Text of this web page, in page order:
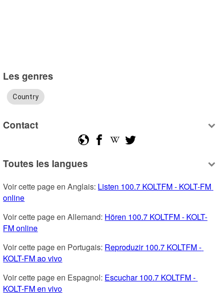
Les genres
Country
Contact
Toutes les langues
Voir cette page en Anglais: Listen 100.7 KOLTFM - KOLT-FM
online
Voir cette page en Allemand: Hören 100.7 KOLTFM - KOLT-
FM online
Voir cette page en Portugais: Reproduzir 100.7 KOLTFM -
KOLT-FM ao vivo
Voir cette page en Espagnol: Escuchar 100.7 KOLTFM -
KOLT-FM en vivo